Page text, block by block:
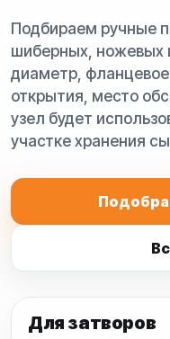
Подбираем ручные
шиберных, ножевых
диаметр,
открытия, место
узел будет
участке хранения
Для затворов